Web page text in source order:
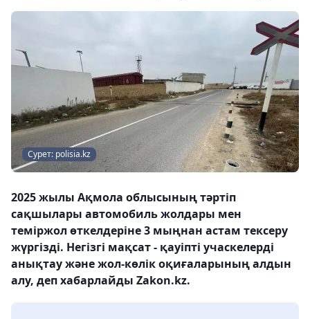
Сурет: polisia.kz
2025 жылы Ақмола облысының тәртіп
сақшылары автомобиль жолдары мен
теміржол өткелдеріне 3 мыңнан астам тексеру
жүргізді. Негізгі мақсат - қауіпті учаскелерді
анықтау және жол-көлік оқиғаларының алдын
алу, деп хабарлайды Zakon.kz.